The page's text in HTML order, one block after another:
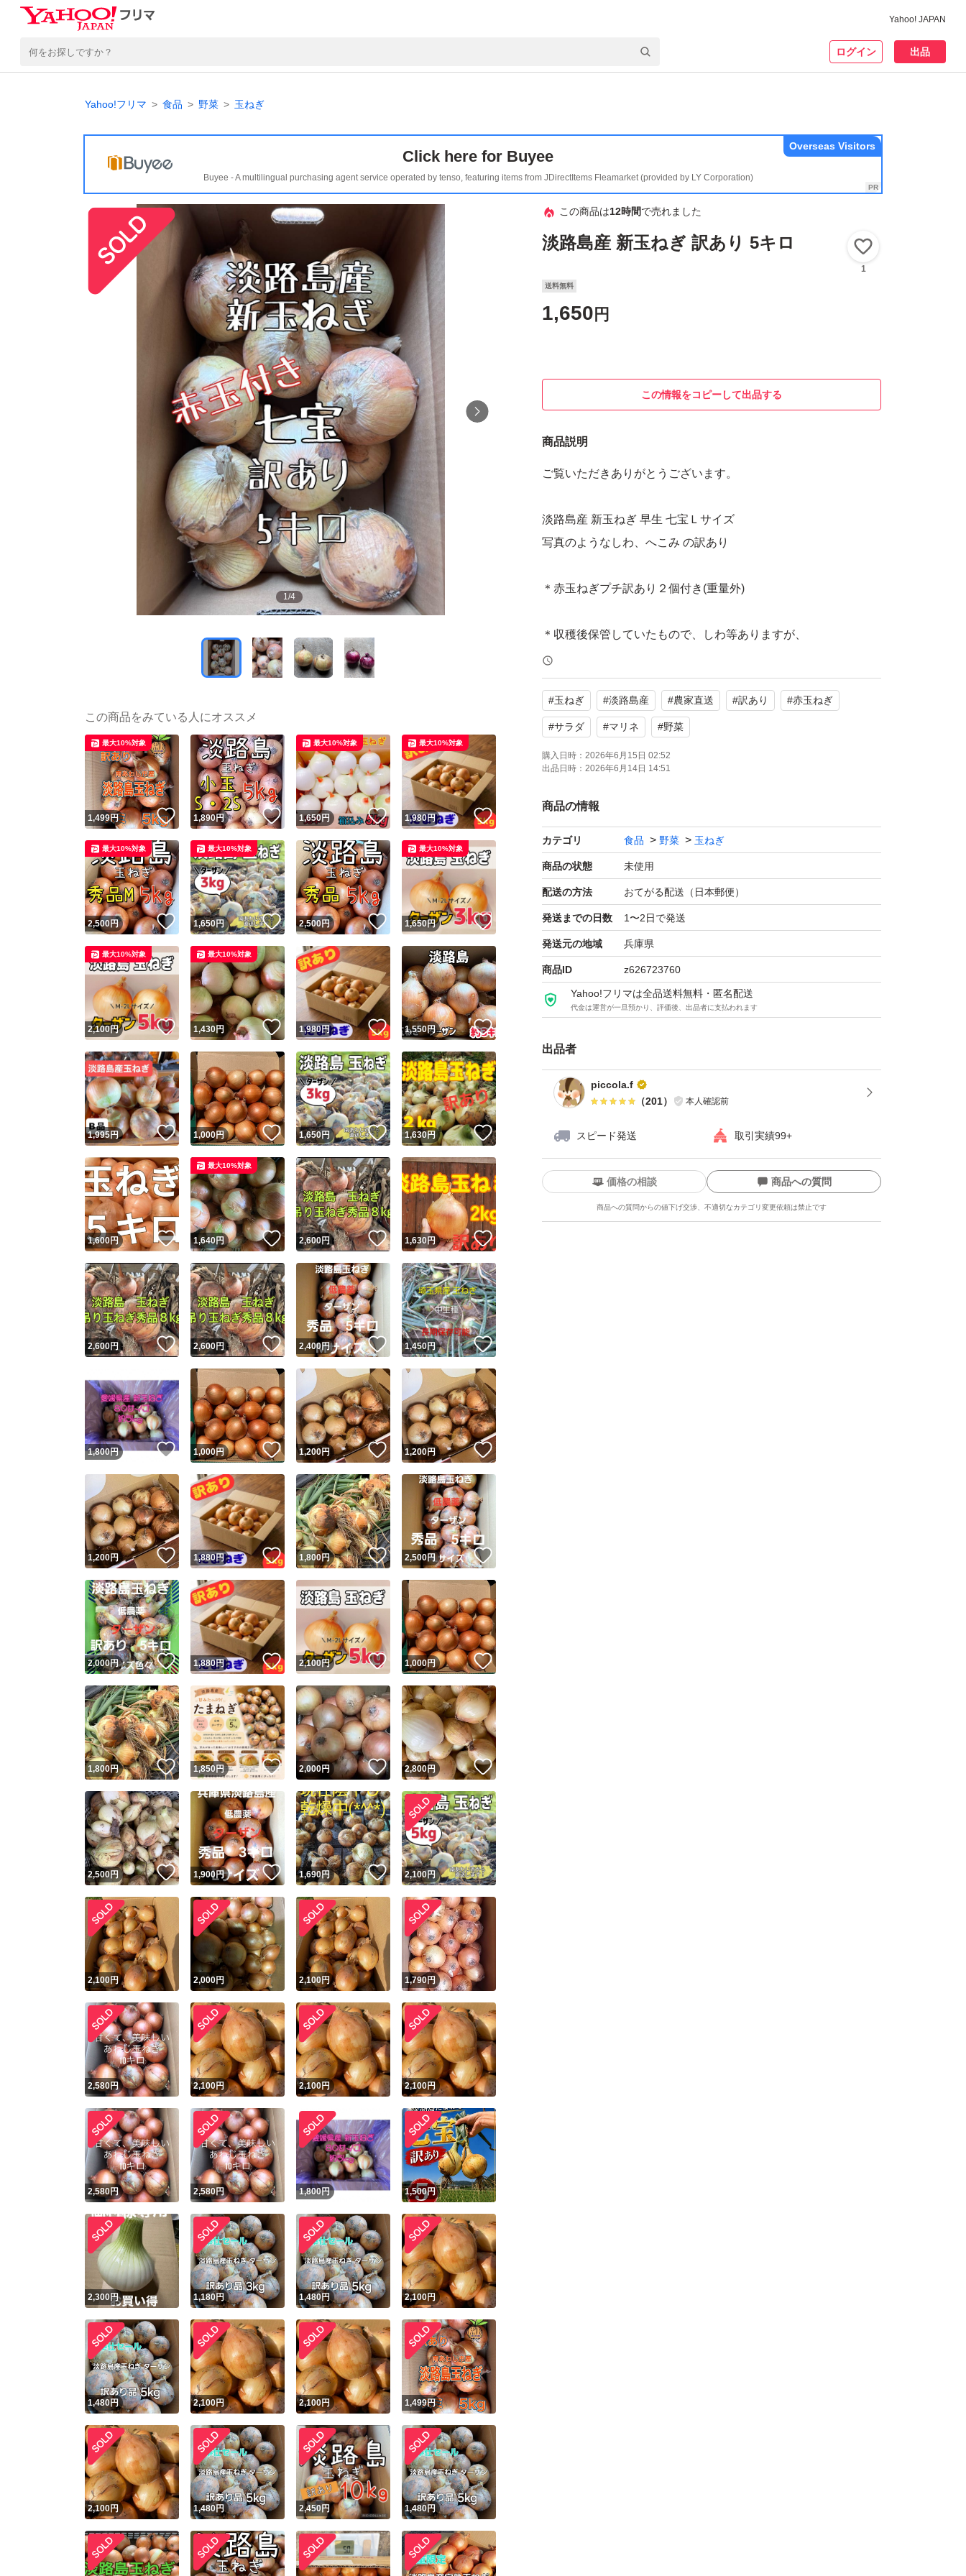
Yahoo! JAPAN
ログイン 出品
Yahoo!フリマ 食品 野菜 玉ねぎ
Click here for Buyee
Buyee - A multilingual purchasing agent service operated by tenso, featuring items from JDirectItems Fleamarket (provided by LY Corporation)
Overseas Visitors
1/4
この商品は12時間で売れました
淡路島産 新玉ねぎ 訳あり 5キロ
1
送料無料
1,650 円
この情報をコピーして出品する
商品説明
ご覧いただきありがとうございます。
淡路島産 新玉ねぎ 早生 七宝Ｌサイズ
写真のようなしわ、へこみ の訳あり
＊赤玉ねぎプチ訳あり２個付き(重量外)
＊収穫後保管していたもので、しわ等ありますが、
皮をめくれば問題なくお召し上がりいただけます
＊早生品種の訳ありのため、冷暗所に保存し、お早めにお召し上
がりください
みずみずしく、スライス・サラダなどの生食、加熱料理も甘くて
#玉ねぎ #淡路島産 #農家直送 #訳あり #赤玉ねぎ
#サラダ #マリネ #野菜
購入日時： 2026年6月15日 02:52
出品日時： 2026年6月14日 14:51
商品の情報
カテゴリ 食品 野菜 玉ねぎ
商品の状態 未使用
配送の方法 おてがる配送（日本郵便）
発送までの日数 1〜2日で発送
発送元の地域 兵庫県
商品ID z626723760
Yahoo!フリマは全品送料無料・匿名配送
代金は運営が一旦預かり、評価後、出品者に支払われます
出品者
piccola.f
（201） 本人確認前
スピード発送 取引実績99+
ユーザーの実績について
Yahoo!フリマが定めた一定の基準を満たしたユーザーにバッジを付与しています
安心取引出品者
安心取引出品者 Yahoo!フリマの基準をクリアした安心・安全なユーザーです
取引実績
取引実績◯+ このユーザーはYahoo!フリマの取引を完了させた実績があります
他フリマ実績◯+ このユーザーは他フリマサービスでの取引実績があります
スピード&安心発送
※このバッジは実績に基づく表示であり、発送を保証しているものではありません
スピード＆安心発送
このユーザーは高頻度で24時間以内＆設定した発送日数内に発送してい
ます
スピード発送 このユーザーは高頻度で24時間以内に発送しています
安心発送 このユーザーは設定した発送日数内に発送しています
価格の相談 商品への質問
商品への質問からの値下げ交渉、不適切なカテゴリ変更依頼は禁止です
この商品の情報をコピーします
商品画像の無断転載は禁止されています
コピーは1商品につき1回
出品ページへ
キャンセル
この商品をみている人にオススメ
1,499円 いいね！
最大10%対象
1,890円 いいね！
1,650 円 いいね！
最大10%対象
1,980円 いいね！
最大10%対象
2,500円 いいね！
最大10%対象
1,650円 いいね！
最大10%対象
2,500円 いいね！
1,650円
最大10%対象
2,100円 いいね！
最大10%対象
1,430円 いいね！
最大10%対象
1,980円 いいね！
1,550円 いいね！
1,995円 いいね！
1,000円 いいね！
1,650円 いいね！
1,630円 いいね！
1,600円 いいね！
1,640円 いいね！
最大10%対象
2,600円 いいね！
1,630円 いいね！
2,600円 いいね！
2,600円 いいね！
2,400円 いいね！
1,450円 いいね！
1,800円 いいね！
1,000円 いいね！
1,200円 いいね！
1,200円 いいね！
1,200円 いいね！
1,880円 いいね！
1,800円 いいね！
2,500円
2,000円 いいね！
1,880円 いいね！
2,100円 いいね！
1,000円 いいね！
1,800円 いいね！
1,850 円 いいね！
2,000円 いいね！
2,800円 いいね！
2,500円 いいね！
1,900円 いいね！
1,690円 いいね！
2,100円
2,100円 2,000円 2,100円 1,790円
2,580円 2,100円 2,100円 2,100円
2,580円 2,580円 1,800円 1,500円
2,300円 1,180円 1,480円 2,100円
1,480円 2,100円 2,100円 1,499円
2,100円 1,480円 2,450円 1,480円